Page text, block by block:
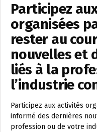
Participez
organisées
rester au
nouvelles et
liés à la
l’industrie
Participez aux activités
informé des dernières
profession ou de votre